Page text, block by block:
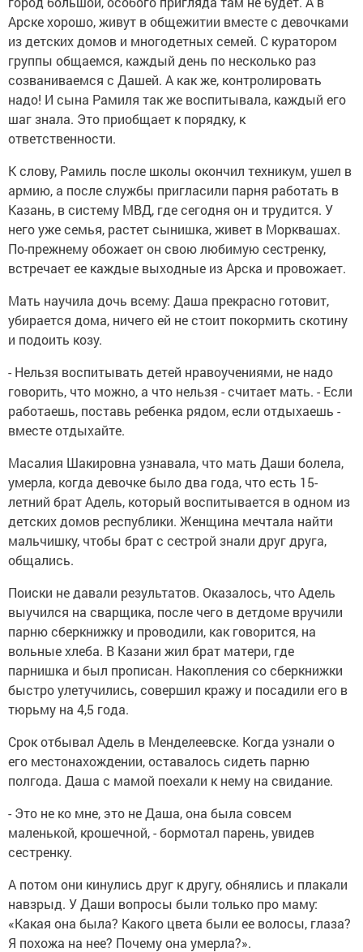
Арске хорошо, живут в общежитии вместе с девочками
из детских домов и многодетных семей. С куратором
группы общаемся, каждый день по несколько раз
созваниваемся с Дашей. А как же, контролировать
надо! И сына Рамиля так же воспитывала, каждый его
шаг знала. Это приобщает к порядку, к
ответственности.
К слову, Рамиль после школы окончил техникум, ушел в
армию, а после службы пригласили парня работать в
Казань, в систему МВД, где сегодня он и трудится. У
него уже семья, растет сынишка, живет в Морквашах.
По-прежнему обожает он свою любимую сестренку,
встречает ее каждые выходные из Арска и провожает.
Мать научила дочь всему: Даша прекрасно готовит,
убирается дома, ничего ей не стоит покормить скотину
и подоить козу.
- Нельзя воспитывать детей нравоучениями, не надо
говорить, что можно, а что нельзя - считает мать. - Если
работаешь, поставь ребенка рядом, если отдыхаешь -
вместе отдыхайте.
Масалия Шакировна узнавала, что мать Даши болела,
умерла, когда девочке было два года, что есть 15-
летний брат Адель, который воспитывается в одном из
детских домов республики. Женщина мечтала найти
мальчишку, чтобы брат с сестрой знали друг друга,
общались.
Поиски не давали результатов. Оказалось, что Адель
выучился на сварщика, после чего в детдоме вручили
парню сберкнижку и проводили, как говорится, на
вольные хлеба. В Казани жил брат матери, где
парнишка и был прописан. Накопления со сберкнижки
быстро улетучились, совершил кражу и посадили его в
тюрьму на 4,5 года.
Срок отбывал Адель в Менделеевске. Когда узнали о
его местонахождении, оставалось сидеть парню
полгода. Даша с мамой поехали к нему на свидание.
- Это не ко мне, это не Даша, она была совсем
маленькой, крошечной, - бормотал парень, увидев
сестренку.
А потом они кинулись друг к другу, обнялись и плакали
навзрыд. У Даши вопросы были только про маму:
«Какая она была? Какого цвета были ее волосы, глаза?
Я похожа на нее? Почему она умерла?».